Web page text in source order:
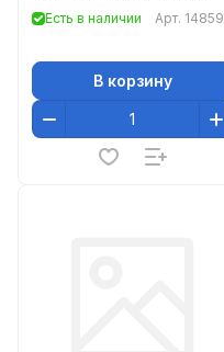
шт., 8- 19мм// Gross
Есть в наличии Арт. 14859
В корзину